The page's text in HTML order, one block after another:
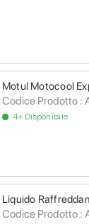
Motul Motocool
Codice Prodotto :
4+ Disponibile
Liquido
Codice Prodotto :